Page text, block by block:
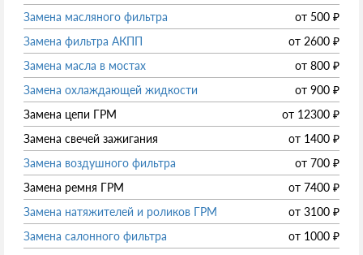
Замена масляного фильтра
от 500 ₽
Замена фильтра АКПП
от 2600 ₽
Замена масла в мостах
от 800 ₽
Замена охлаждающей жидкости
от 900 ₽
Замена цепи ГРМ
от 12300 ₽
Замена свечей зажигания
от 1400 ₽
Замена воздушного фильтра
от 700 ₽
Замена ремня ГРМ
от 7400 ₽
Замена натяжителей и роликов ГРМ
от 3100 ₽
Замена салонного фильтра
от 1000 ₽